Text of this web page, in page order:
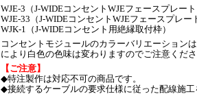
WJE-3（J-WIDEコンセントWJEフェースプレート
WJE-33（J-WIDEコンセントWJEフェースプレー
WJK-1（J-WIDEコンセント用絶縁取付枠）
コンセントモジュールのカラーバリエーション
により白色の色味は変わりますのでご注意くだ
【ご注意】
◆特注製作は対応不可の商品です。
◆接続するケーブルの要求仕様に従った配線施